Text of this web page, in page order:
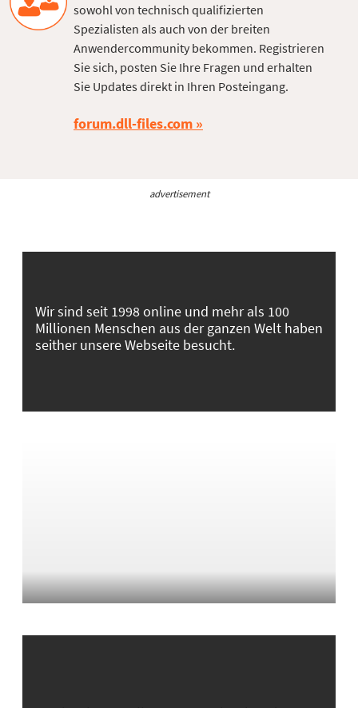
sowohl von technisch qualifizierten
Spezialisten als auch von der breiten
Anwendercommunity bekommen. Registrieren
Sie sich, posten Sie Ihre Fragen und erhalten
Sie Updates direkt in Ihren Posteingang.
forum.dll-files.com
advertisement
Wir sind seit 1998 online und mehr als 100
Millionen Menschen aus der ganzen Welt haben
seither unsere Webseite besucht.